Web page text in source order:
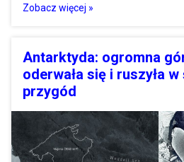
Zobacz więcej »
Antarktyda: ogromna
oderwała się i ruszyła
przygód